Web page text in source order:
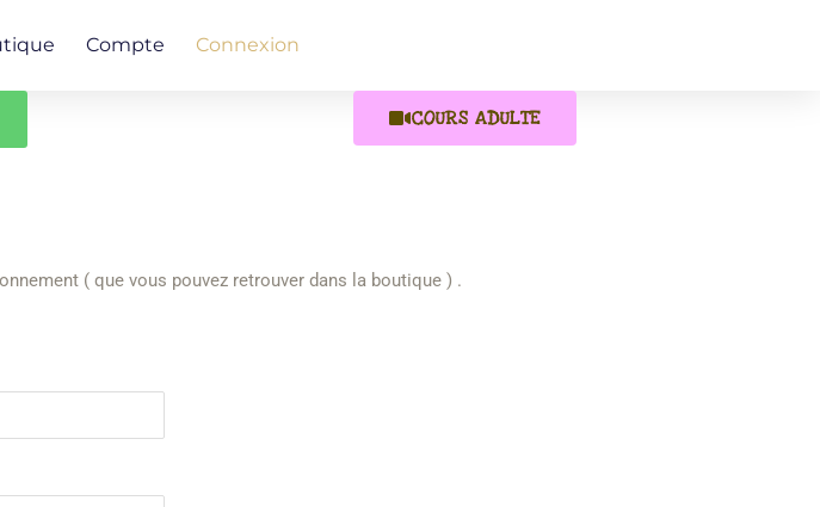
Compte Connexion
COURS ADULTE
( que vous pouvez retrouver dans la boutique ) .